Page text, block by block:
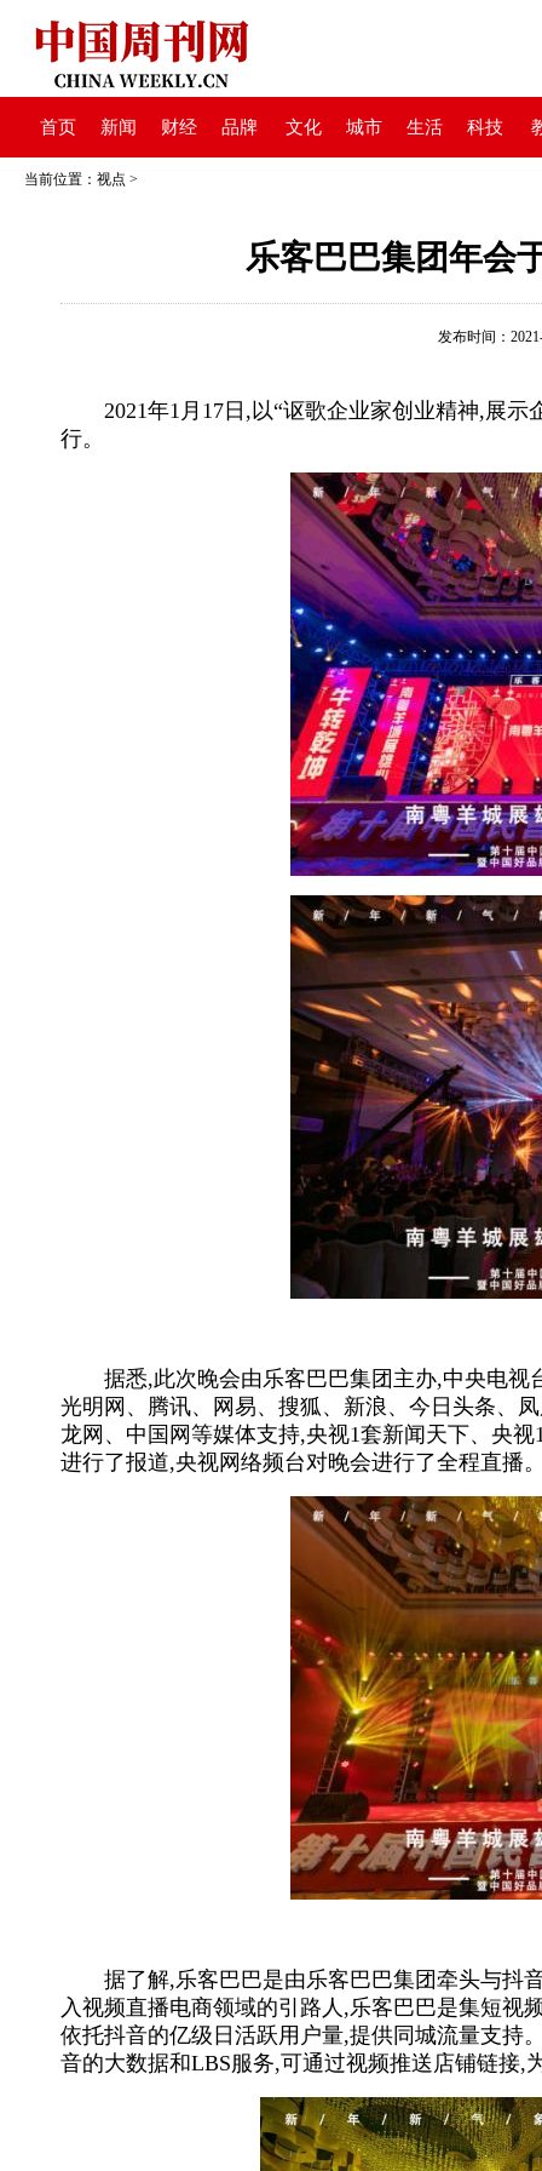
首页 新闻 财经 品牌 文化 城市 生活 科技
当前位置： 视点 >
乐客巴巴集团年会
发布时间：
2021年1月17日,以“讴歌企业家创业精神,展示
行。
据悉,此次晚会由乐客巴巴集团主办,中央电视
光明网、腾讯、网易、搜狐、新浪、今日头条、
龙网、中国网等媒体支持,央视1套新闻天下、央
进行了报道,央视网络频台对晚会进行了全程直播
据了解,乐客巴巴是由乐客巴巴集团牵头与抖
入视频直播电商领域的引路人,乐客巴巴是集短视
依托抖音的亿级日活跃用户量,提供同城流量支持
音的大数据和LBS服务,可通过视频推送店铺链接